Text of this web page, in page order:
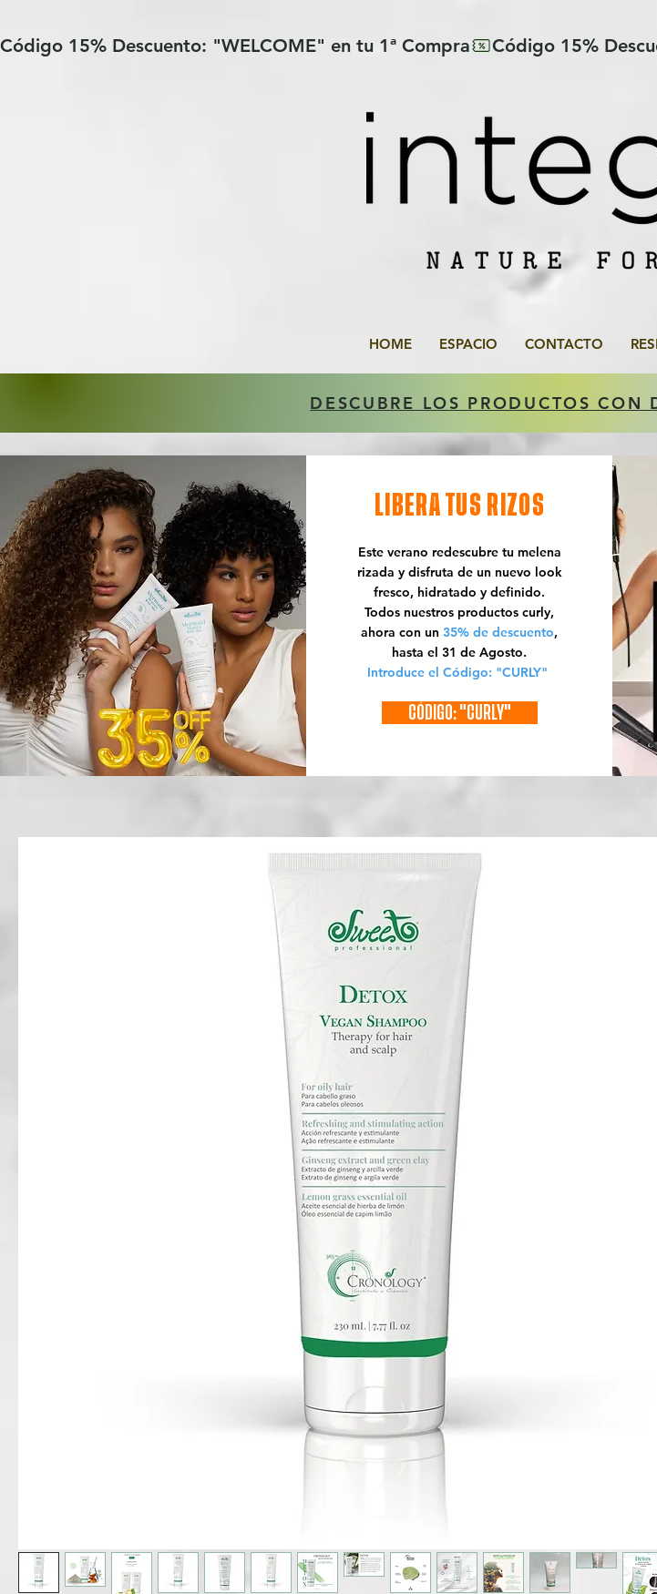
Código 15% Descuento: "WELCOME" en tu 1ª Compra
HOME ESPACIO CONTACTO
DESCUBRE LOS PRODUCTOS CON
LIBERA TUS RIZOS
Este verano redescubre tu melena
rizada y disfruta de un nuevo look
fresco, hidratado y definido.
Todos nuestros productos curly,
ahora con un 35% de descuento,
hasta el 31 de Agosto.
Introduce el Código: "CURLY"
CÓDIGO: "CURLY"